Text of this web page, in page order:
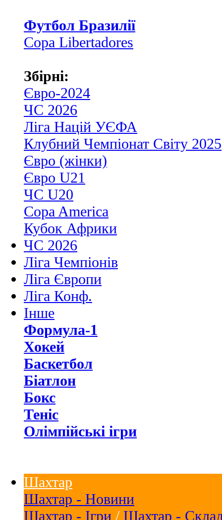
Футбол Бразилії
Copa Libertadores
Збірні:
Євро-2024
ЧС 2026
Ліга Націй УЄФА
Клубний Чемпіонат Світу 2025
Євро (жінки)
Євро U21
ЧС U20
Copa America
Кубок Африки
ЧС 2026
Ліга Чемпіонів
Ліга Європи
Ліга Конф.
Інше
Формула-1
Хокей
Баскетбол
Біатлон
Бокс
Теніс
Олімпійські ігри
Шахтар
Шахтар - Новини
Шахтар - Ігри / Шахтар -